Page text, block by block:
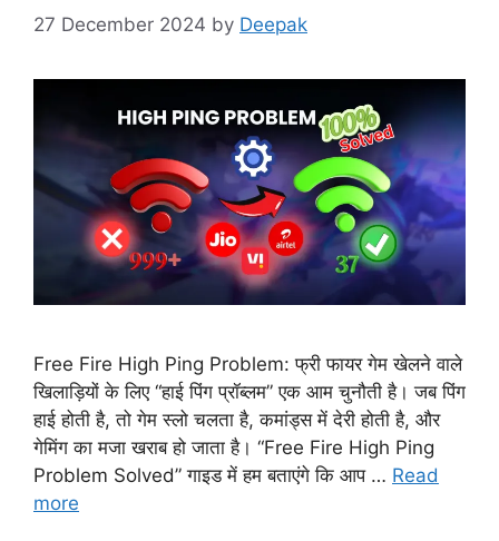
27 December 2024 by Deepak
Free Fire High Ping Problem: फ्री फायर गेम खेलने वाले
खिलाड़ियों के लिए “हाई पिंग प्रॉब्लम” एक आम चुनौती है। जब पिंग
हाई होती है, तो गेम स्लो चलता है, कमांड्स में देरी होती है, और
गेमिंग का मजा खराब हो जाता है। “Free Fire High Ping
Problem Solved” गाइड में हम बताएंगे कि आप … Read
more